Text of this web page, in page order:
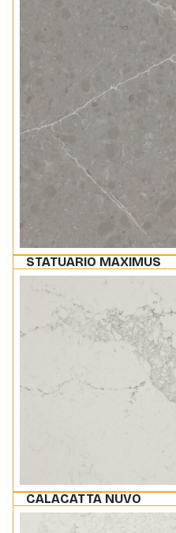
STATUARIO MAXIMUS
CALACATTA NUVO